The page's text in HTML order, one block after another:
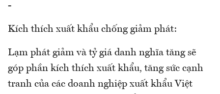
-
Kích thích xuất khẩu chống giảm phát:
Lạm phát giảm và tỷ giá danh nghĩa tăng sẽ
góp phần kích thích xuất khẩu, tăng sức cạnh
tranh của các doanh nghiệp xuất khẩu Việt